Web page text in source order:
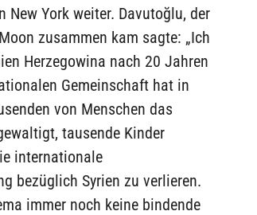
York weiter. Davutoğlu, der
zusammen kam sagte: „Ich
Herzegowina nach 20 Jahren
Gemeinschaft hat in
von Menschen das
tausende Kinder
internationale
bezüglich Syrien zu verlieren.
immer noch keine bindende